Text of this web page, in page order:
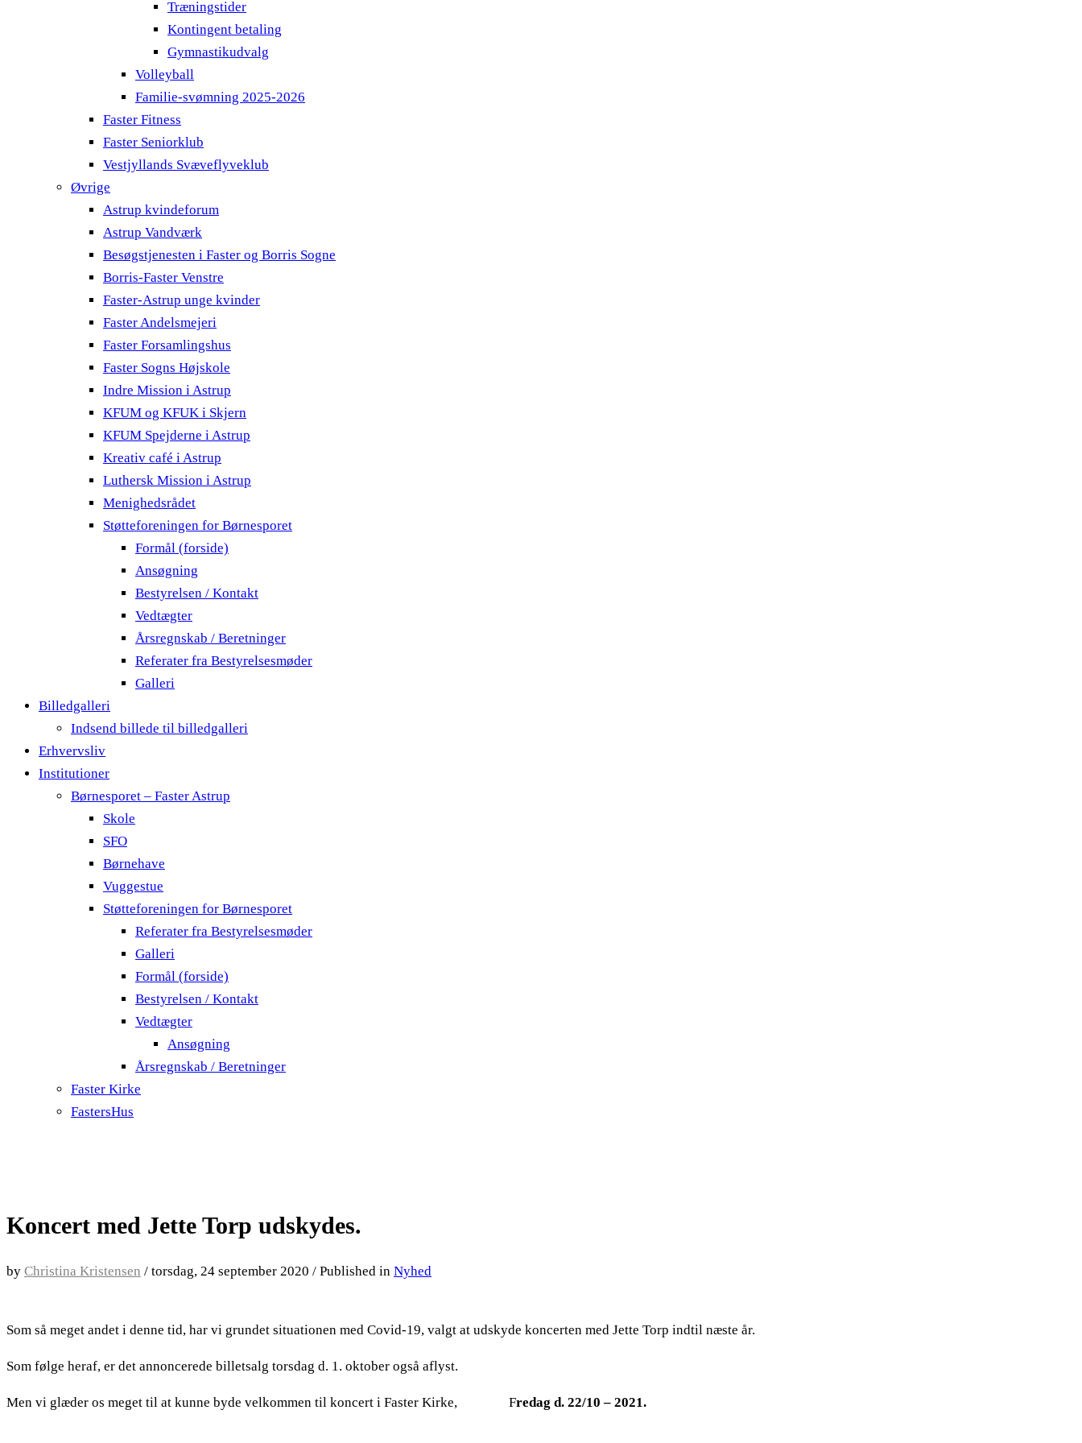
Træningstider
Kontingent betaling
Gymnastikudvalg
Volleyball
Familie-svømning 2025-2026
Faster Fitness
Faster Seniorklub
Vestjyllands Svæveflyveklub
Øvrige
Astrup kvindeforum
Astrup Vandværk
Besøgstjenesten i Faster og Borris Sogne
Borris-Faster Venstre
Faster-Astrup unge kvinder
Faster Andelsmejeri
Faster Forsamlingshus
Faster Sogns Højskole
Indre Mission i Astrup
KFUM og KFUK i Skjern
KFUM Spejderne i Astrup
Kreativ café i Astrup
Luthersk Mission i Astrup
Menighedsrådet
Støtteforeningen for Børnesporet
Formål (forside)
Ansøgning
Bestyrelsen / Kontakt
Vedtægter
Årsregnskab / Beretninger
Referater fra Bestyrelsesmøder
Galleri
Billedgalleri
Indsend billede til billedgalleri
Erhvervsliv
Institutioner
Børnesporet – Faster Astrup
Skole
SFO
Børnehave
Vuggestue
Støtteforeningen for Børnesporet
Referater fra Bestyrelsesmøder
Galleri
Formål (forside)
Bestyrelsen / Kontakt
Vedtægter
Ansøgning
Årsregnskab / Beretninger
Faster Kirke
FastersHus
Koncert med Jette Torp udskydes.
by Christina Kristensen / torsdag, 24 september 2020 / Published in Nyhed
Som så meget andet i denne tid, har vi grundet situationen med Covid-19, valgt at udskyde koncerten med Jette Torp indtil næste år.
Som følge heraf, er det annoncerede billetsalg torsdag d. 1. oktober også aflyst.
Men vi glæder os meget til at kunne byde velkommen til koncert i Faster Kirke, Fredag d. 22/10 – 2021.